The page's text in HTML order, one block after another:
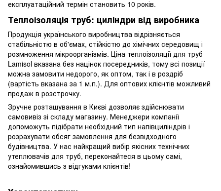
експлуатаційний термін становить 10 років.
Теплоізоляція труб: циліндри від виробника
Продукція українського виробництва відрізняється
стабільністю в об'ємах, стійкістю до хімічних середовищ і
розмноження мікроорганізмів. Ціна теплоізоляції для труб
Lamisol вказана без націнок посередників, тому всі позиції
можна замовити недорого, як оптом, так і в роздріб
(вартість вказана за 1 м.п.). Для оптових клієнтів можливий
продаж в розстрочку.
Зручне розташування в Києві дозволяє здійснювати
самовивіз зі складу магазину. Менеджери компанії
допоможуть підібрати необхідний тип напівциліндрів і
розрахувати обсяг замовлення для безвідходного
будівництва. У нас найкращий вибір якісних технічних
утеплювачів для труб, переконайтеся в цьому самі,
ознайомившись з відгуками клієнтів!